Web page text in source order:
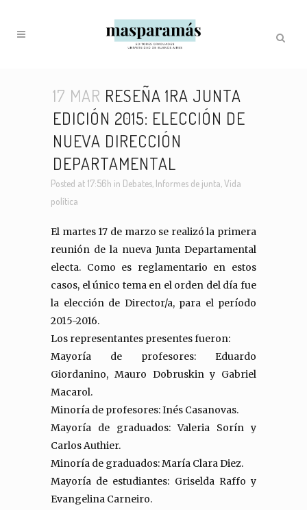
17 MAR RESEÑA 1RA JUNTA
EDICIÓN 2015: ELECCIÓN DE
NUEVA DIRECCIÓN
DEPARTAMENTAL
Posted at 17:56h in Debates, Informes de junta,Vida
política
El martes 17 de marzo se realizó la primera
reunión de la nueva Junta Departamental
electa. Como es reglamentario en estos
casos, el único tema en el orden del día fue
la elección de Director/a, para el período
2015-2016.
Los representantes presentes fueron:
Mayoría de profesores: Eduardo
Giordanino, Mauro Dobruskin y Gabriel
Macarol.
Minoría de profesores: Inés Casanovas.
Mayoría de graduados: Valeria Sorín y
Carlos Authier.
Minoría de graduados: María Clara Diez.
Mayoría de estudiantes: Griselda Raffo y
Evangelina Carneiro.